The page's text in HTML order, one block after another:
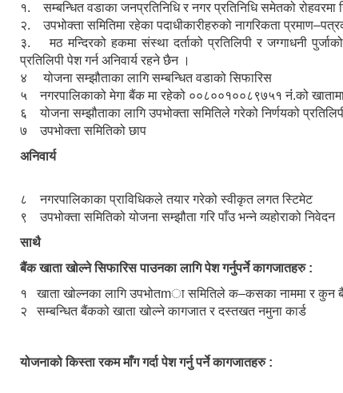
१. सम्बन्धित वडाका जनप्रतिनिधि र नगर प्रतिनिधि समेतको
२. उपभोक्ता समितिमा रहेका पदाधीकारीहरुको नागरिकता
३. मठ मन्दिरको हकमा संस्था दर्ताको प्रतिलिपी र जग्गाधनी
प्रतिलिपी पेश गर्न अनिवार्य रहने छैन ।
४ योजना सम्झौताका लागि सम्बन्धित वडाको सिफारिस
५ नगरपालिकाको मेगा बैंक मा रहेको ००८००१००८९७५१ नंं.को
६ योजना सम्झौताका लागि उपभोक्ता समितिले गरेको निर्णयको
७ उपभोक्ता समितिको छाप
अनिवार्य
८ नगरपालिकाका प्राविधिकले तयार गरेको स्वीकृत लगत स्टिमेट
९ उपभोक्ता समितिको योजना सम्झौता गरि पाँउ भन्ने व्यहोराको निवेदन
साथै
बैंक खाता खोल्ने सिफारिस पाउनका लागि पेश गर्नुपर्ने कागजातहरु :
१ खाता खोल्नका लागि उपभोतmा समितिले क–कसका नाममा र कुन
२ सम्बन्धित बैंकको खाता खोल्ने कागजात र दस्तखत नमुना कार्ड
योजनाको किस्ता रकम माँग गर्दा पेश गर्नु पर्ने कागजातहरु :